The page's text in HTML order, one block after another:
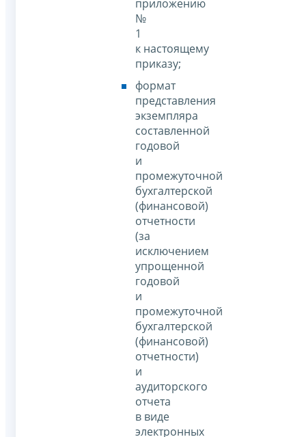
приложению
№
1
к настоящему
приказу;
формат
представления
экземпляра
составленной
годовой
и
промежуточной
бухгалтерской
(финансовой)
отчетности
(за
исключением
упрощенной
годовой
и
промежуточной
бухгалтерской
(финансовой)
отчетности)
и
аудиторского
отчета
в виде
электронных